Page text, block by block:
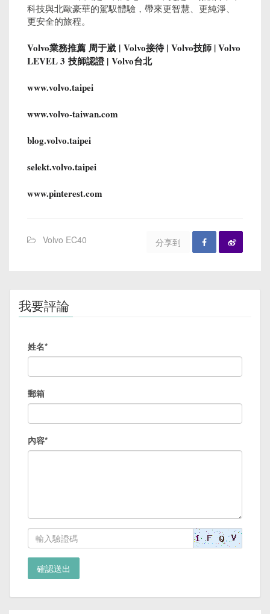
科技與北歐豪華的駕馭體驗，帶來更智慧、更純淨、
更安全的旅程。
Volvo業務推薦 周于崴 | Volvo接待 | Volvo技師 | Volvo
LEVEL 3 技師認證 | Volvo台北
www.volvo.taipei
www.volvo-taiwan.com
blog.volvo.taipei
selekt.volvo.taipei
www.pinterest.com
Volvo EC40 分享到
我要評論
姓名*
郵箱
內容*
確認送出